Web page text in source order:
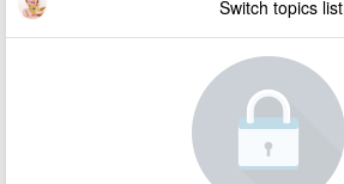
Switch topics list